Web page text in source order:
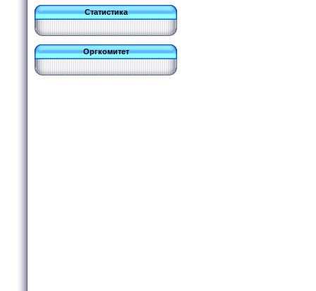
Статистика
Оргкомитет